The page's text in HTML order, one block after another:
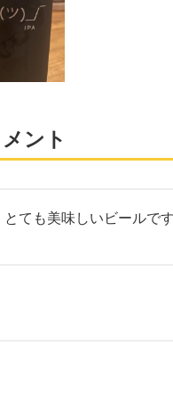
ント
ても美味しいビールです